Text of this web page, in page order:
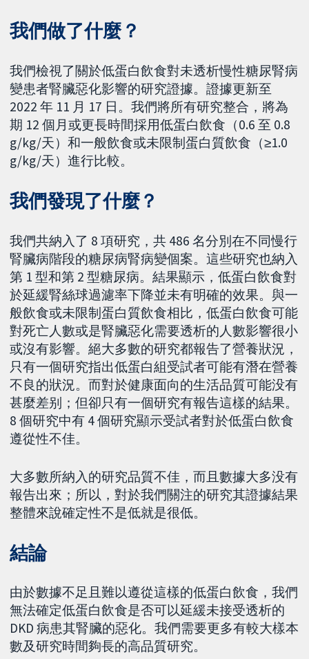
我們做了什麼？
我們檢視了關於低蛋白飲食對未透析慢性糖尿腎病
變患者腎臟惡化影響的研究證據。證據更新至
2022 年 11 月 17 日。我們將所有研究整合，將為
期 12 個月或更長時間採用低蛋白飲食（0.6 至 0.8
g/kg/天）和一般飲食或未限制蛋白質飲食（≥1.0
g/kg/天）進行比較。
我們發現了什麼？
我們共納入了 8 項研究，共 486 名分別在不同慢行
腎臟病階段的糖尿病腎病變個案。這些研究也納入
第 1 型和第 2 型糖尿病。結果顯示，低蛋白飲食對
於延緩腎絲球過濾率下降並未有明確的效果。與一
般飲食或未限制蛋白質飲食相比，低蛋白飲食可能
對死亡人數或是腎臟惡化需要透析的人數影響很小
或沒有影響。絕大多數的研究都報告了營養狀況，
只有一個研究指出低蛋白組受試者可能有潛在營養
不良的狀況。而對於健康面向的生活品質可能没有
甚麼差别；但卻只有一個研究有報告這樣的結果。
8 個研究中有 4 個研究顯示受試者對於低蛋白飲食
遵從性不佳。
大多數所納入的研究品質不佳，而且數據大多没有
報告出來；所以，對於我們關注的研究其證據結果
整體來說確定性不是低就是很低。
結論
由於數據不足且難以遵從這樣的低蛋白飲食，我們
無法確定低蛋白飲食是否可以延緩未接受透析的
DKD 病患其腎臟的惡化。我們需要更多有較大樣本
數及研究時間夠長的高品質研究。